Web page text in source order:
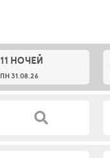
11 НОЧЕЙ
ПН 31.08.26